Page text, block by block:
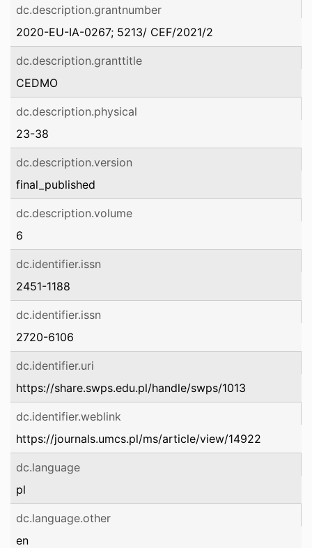
dc.description.grantnumber
2020-EU-IA-0267; 5213/ CEF/2021/2
dc.description.granttitle
CEDMO
dc.description.physical
23-38
dc.description.version
final_published
dc.description.volume
6
dc.identifier.issn
2451-1188
dc.identifier.issn
2720-6106
dc.identifier.uri
https://share.swps.edu.pl/handle/swps/1013
dc.identifier.weblink
https://journals.umcs.pl/ms/article/view/14922
dc.language
pl
dc.language.other
en